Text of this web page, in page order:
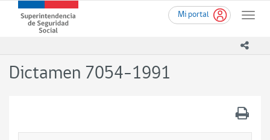
contenido
Mi portal
Toggle
Superintendencia
de
-
Dictamen 7054-1991